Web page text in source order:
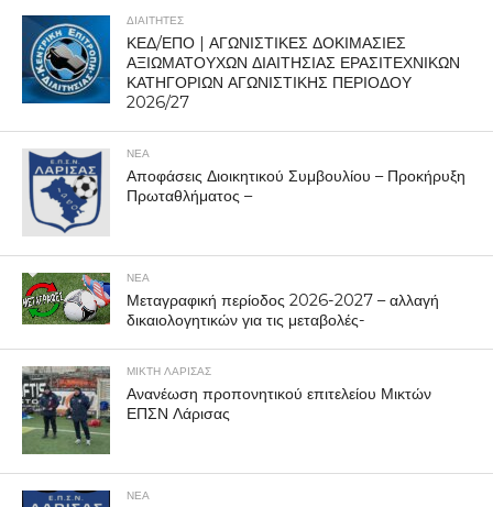
ΔΙΑΙΤΗΤΕΣ
ΚΕΔ/ΕΠΟ | ΑΓΩΝΙΣΤΙΚΕΣ ΔΟΚΙΜΑΣΙΕΣ
ΑΞΙΩΜΑΤΟΥΧΩΝ ΔΙΑΙΤΗΣΙΑΣ ΕΡΑΣΙΤΕΧΝΙΚΩΝ
ΚΑΤΗΓΟΡΙΩΝ ΑΓΩΝΙΣΤΙΚΗΣ ΠΕΡΙΟΔΟΥ
2026/27
ΝΕΑ
Αποφάσεις Διοικητικού Συμβουλίου – Προκήρυξη
Πρωταθλήματος –
ΝΕΑ
Μεταγραφική περίοδος 2026-2027 – αλλαγή
δικαιολογητικών για τις μεταβολές-
ΜΙΚΤΗ ΛΑΡΙΣΑΣ
Ανανέωση προπονητικού επιτελείου Μικτών
ΕΠΣΝ Λάρισας
ΝΕΑ